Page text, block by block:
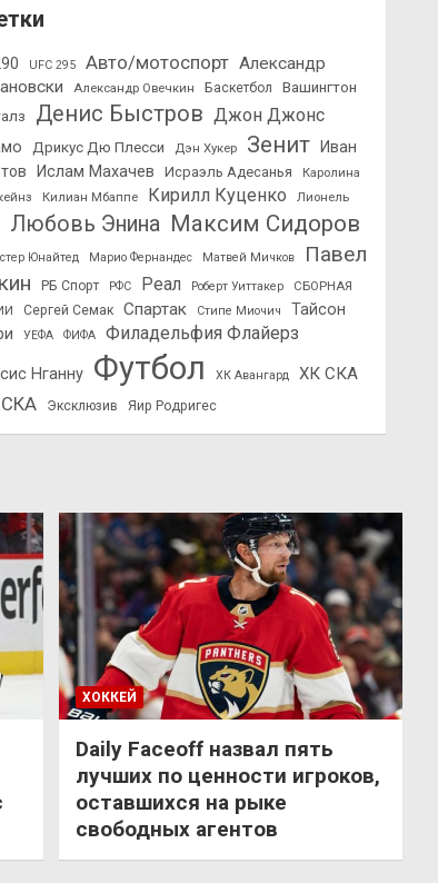
UFC 295 Авто/мотоспорт Александр
Александр Овечкин Баскетбол
Вашингтон
Денис Быстров Джон Джонс
Дрикус Дю Плесси Дэн Хукер Зенит
Иван
Ислам Махачев Исраэль Адесанья
Каролина
Килиан Мбаппе Кирилл Куценко
Лионель
Любовь Энина Максим Сидоров
Юнайтед Марио Фернандес Матвей Мичков
Павел
РБ Спорт РФС Реал Роберт Уиттакер
СБОРНАЯ
Сергей Семак Спартак Стипе Миочич
Тайсон
УЕФА ФИФА Филадельфия Флайерз
Нганну Футбол ХК Авангард ХК СКА
Эксклюзив Яир Родригес
ХОККЕЙ
Daily Faceoff назвал пять
лучших по ценности игроков,
оставшихся на рыке
свободных агентов